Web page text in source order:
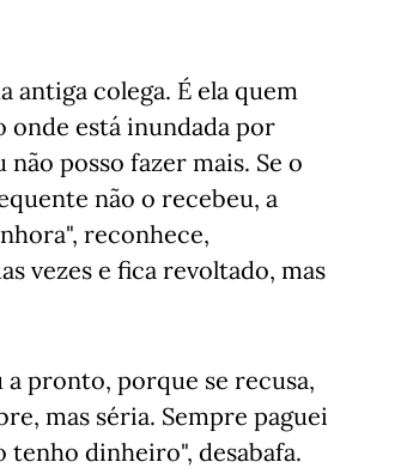
antiga colega. É ela quem
onde está inundada por
não posso fazer mais. Se o
não o recebeu, a
reconhece,
vezes e fica revoltado, mas
pronto, porque se recusa,
mas séria. Sempre paguei
tenho dinheiro", desabafa.